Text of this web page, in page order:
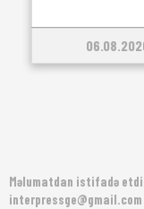
Məlumatdan istifadə
interpressge@gmail.com